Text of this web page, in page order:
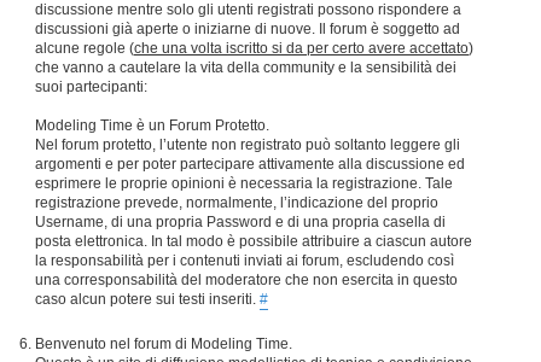
discussione mentre solo gli utenti registrati possono rispondere a
discussioni già aperte o iniziarne di nuove. Il forum è soggetto ad
alcune regole (che una volta iscritto si da per certo avere accettato)
che vanno a cautelare la vita della community e la sensibilità dei
suoi partecipanti:
Modeling Time è un Forum Protetto.
Nel forum protetto, l’utente non registrato può soltanto leggere gli
argomenti e per poter partecipare attivamente alla discussione ed
esprimere le proprie opinioni è necessaria la registrazione. Tale
registrazione prevede, normalmente, l’indicazione del proprio
Username, di una propria Password e di una propria casella di
posta elettronica. In tal modo è possibile attribuire a ciascun autore
la responsabilità per i contenuti inviati ai forum, escludendo così
una corresponsabilità del moderatore che non esercita in questo
caso alcun potere sui testi inseriti. #
Benvenuto nel forum di Modeling Time.